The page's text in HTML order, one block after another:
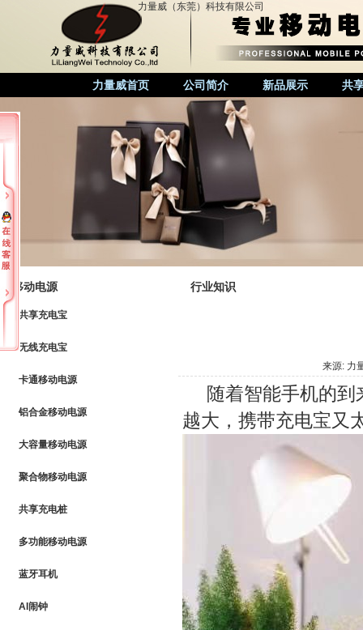
力量威（东莞）科技有限公司
力量威首页 公司简介 新品展示 共
行业知识
来源: 力
随着智能手机的到
越大，携带充电宝又
移动电源
共享充电宝
无线充电宝
卡通移动电源
铝合金移动电源
大容量移动电源
聚合物移动电源
共享充电桩
多功能移动电源
蓝牙耳机
AI闹钟